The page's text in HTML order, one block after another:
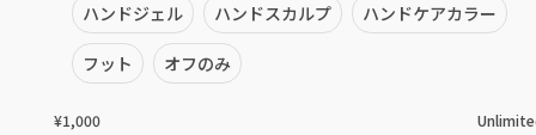
淀屋橋・本町・肥後橋
天神橋・天満
ハンドジェル ハンドスカルプ ハンドケアカラー
フット オフのみ
¥1,000